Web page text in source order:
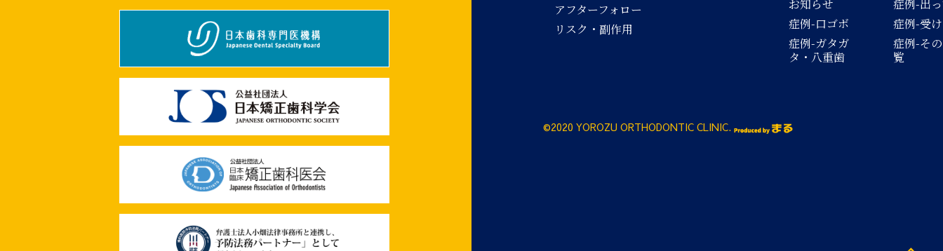
アフターフォロー
リスク・副作用
お知らせ
症例-口ゴボ
症例-ガタガ
タ・八重歯
症例-出
症例-受
症例-そ
覧
©2020 YOROZU ORTHODONTIC CLINIC.